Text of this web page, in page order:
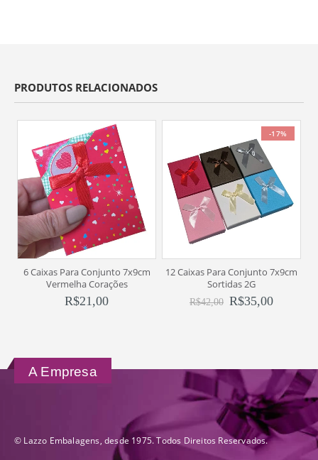
PRODUTOS RELACIONADOS
6 Caixas Para Conjunto 7x9cm
Vermelha Corações
R$21,00
-17%
12 Caixas Para Conjunto 7x9cm
Sortidas 2G
R$42,00 R$35,00
A Empresa
© Lazzo Embalagens, desde 1975. Todos Direitos Reservados.